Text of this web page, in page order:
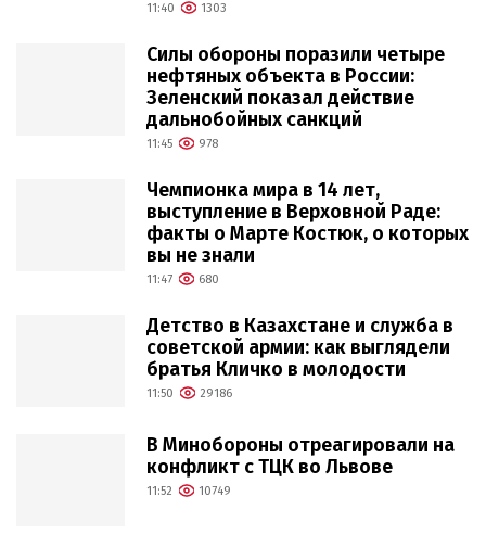
11:40 1303
Силы обороны поразили четыре
нефтяных объекта в России:
Зеленский показал действие
дальнобойных санкций
11:45 978
Чемпионка мира в 14 лет,
выступление в Верховной Раде:
факты о Марте Костюк, о которых
вы не знали
11:47 680
Детство в Казахстане и служба в
советской армии: как выглядели
братья Кличко в молодости
11:50 29186
В Минобороны отреагировали на
конфликт с ТЦК во Львове
11:52 10749